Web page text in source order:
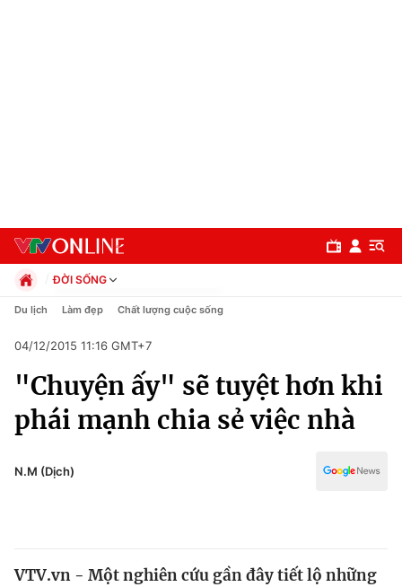
Chuyên mục
Chính trị
ĐỜI SỐNG
Chính trị
Pháp luật
Kinh tế
Thể thao
Truyền hình
Y tế
Du lịch Làm đẹp Chất lượng cuộc sống
04/12/2015 11:16 GMT+7
"Chuyện ấy" sẽ tuyệt hơn khi
phái mạnh chia sẻ việc nhà
N.M (Dịch)
VTV.vn - Một nghiên cứu gần đây tiết lộ những